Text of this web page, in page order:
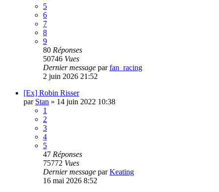
5
6
7
8
9
80 Réponses
50746 Vues
Dernier message parfan_racing
2 juin 2026 21:52
[Ex] Robin Risser
par Stan » 14 juin 2022 10:38
1
2
3
4
5
47 Réponses
75772 Vues
Dernier message parKeating
16 mai 2026 8:52